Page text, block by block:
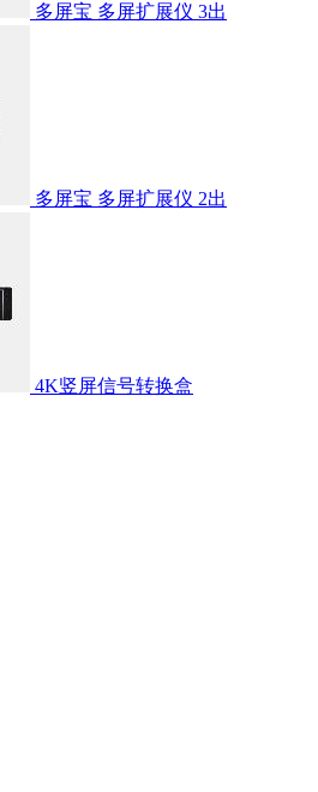
多屏宝 多屏扩展仪 3出
多屏宝 多屏扩展仪 2出
4K竖屏信号转换盒